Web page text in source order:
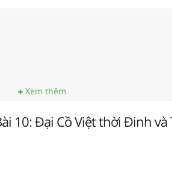
Xem thêm
10: Đại Cồ Việt thời Đinh và